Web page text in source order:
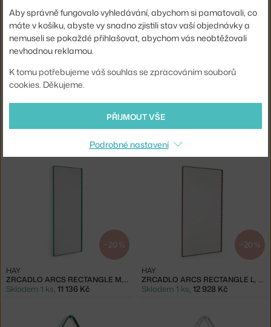
HAY HAY
2 - 3 týdny,
−20 %
ZRCADLO ARCS RECTANGLE M, GREEN
HAY
Skladem 1 ks, 11 136 Kč
−20 %
ZRCADLO ARCS RECTANGLE L, BURGUNDY
HAY
Skladem 1 ks, 12 928 Kč
Aby správně fungovalo vyhledávání, abychom si pamatovali, co
máte v košíku, abyste vy snadno zjistili stav vaší objednávky a
nemuseli se pokaždé přihlašovat, abychom vás neobtěžovali
nevhodnou reklamou.
K tomu potřebujeme váš souhlas se zpracováním souborů
cookies. Děkujeme.
PŘIJMOUT VŠE
Podrobné nastavení